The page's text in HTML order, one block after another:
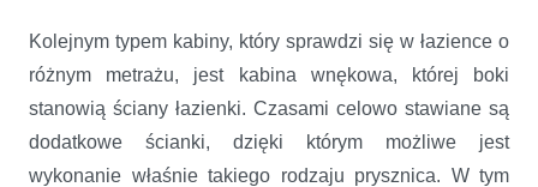
Kolejnym typem kabiny, który sprawdzi się w łazience o
różnym metrażu, jest kabina wnękowa, której boki
stanowią ściany łazienki. Czasami celowo stawiane są
dodatkowe ścianki, dzięki którym możliwe jest
wykonanie właśnie takiego rodzaju prysznica. W tym